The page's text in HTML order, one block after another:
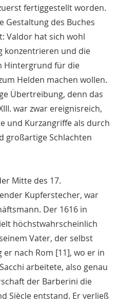
fertiggestellt worden.
Gestaltung des Buches
Valdor hat sich wohl
konzentrieren und die
Hintergrund für die
Helden machen wollen.
Übertreibung, denn das
war zwar ereignisreich,
und Kurzangriffe als durch
großartige Schlachten
Mitte des 17.
Kupferstecher, war
Der 1616 in
höchstwahrscheinlich
Vater, der selbst
nach Rom [11], wo er in
arbeitete, also genau
der Barberini die
Siècle entstand. Er verließ